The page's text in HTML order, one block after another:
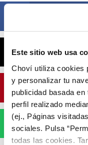
Este sitio web usa
Choví utiliza cookies
y personalizar tu
publicidad basada
perfil realizado
(ej., Páginas
sociales. Pulsa
todas las cookies.
X
Pinterest
WhatsApp